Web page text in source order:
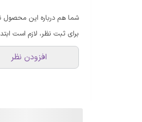
شما هم درباره این محصول
برای ثبت نظر، لازم است
افزودن نظر